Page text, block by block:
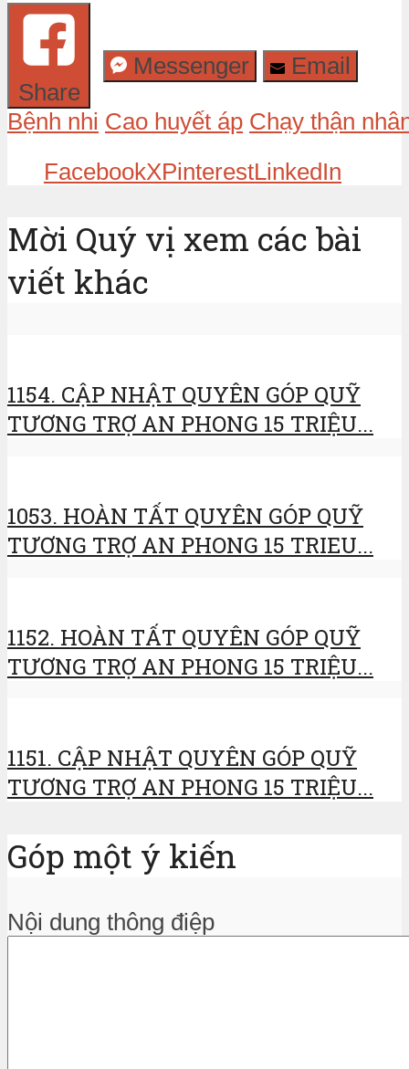
Share
Messenger Email
Bệnh nhi Cao huyết áp Chạy thận
FacebookXPinterestLinkedIn
Mời Quý vị xem các bài
viết khác
1154. CẬP NHẬT QUYÊN GÓP QUỸ
TƯƠNG TRỢ AN PHONG 15 TRIỆU...
1053. HOÀN TẤT QUYÊN GÓP QUỸ
TƯƠNG TRỢ AN PHONG 15 TRIEU...
1152. HOÀN TẤT QUYÊN GÓP QUỸ
TƯƠNG TRỢ AN PHONG 15 TRIỆU...
1151. CẬP NHẬT QUYÊN GÓP QUỸ
TƯƠNG TRỢ AN PHONG 15 TRIỆU...
Góp một ý kiến
Nội dung thông điệp